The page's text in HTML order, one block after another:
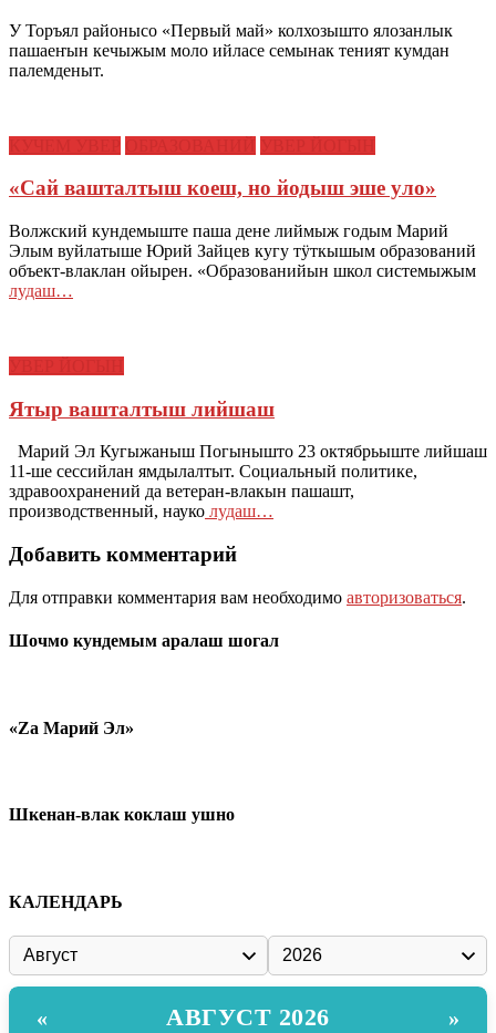
У Торъял районысо «Первый май» колхозышто ялозанлык
пашаеҥын кечыжым моло ийласе семынак теният кумдан
палемденыт.
«Сай вашталтыш коеш, но йодыш эше уло»
Волжский кундемыште паша дене лиймыж годым Марий
Элым вуйлатыше Юрий Зайцев кугу тӱткышым образований
объект-влаклан ойырен. «Образованийын школ системыжым
лудаш…
Ятыр вашталтыш лийшаш
Марий Эл Кугыжаныш Погынышто 23 октябрьыште лийшаш
11-ше сессийлан ямдылалтыт. Социальный политике,
здравоохранений да ветеран-влакын пашашт,
производственный, науко лудаш…
Добавить комментарий
Для отправки комментария вам необходимо авторизоваться.
Шочмо кундемым аралаш шогал
«Zа Марий Эл»
Шкенан-влак коклаш ушно
КАЛЕНДАРЬ
« АВГУСТ 2026 »